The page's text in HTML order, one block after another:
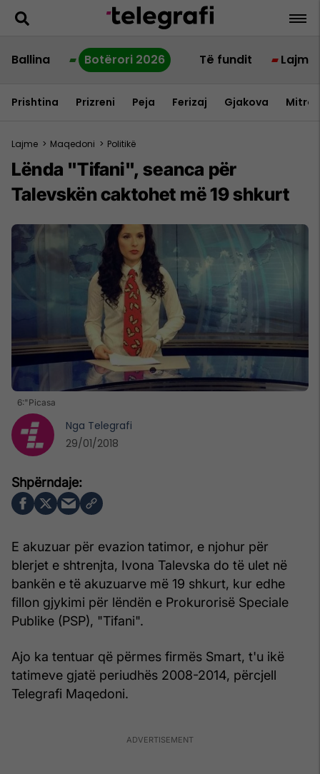
Ballina Botërori 2026 Të fundit Lajme
Prishtina Prizreni Peja Ferizaj Gjakova
Lajme > Maqedoni > Politikë
Lënda "Tifani", seanca për
Talevskën caktohet më 19 shkurt
6:"Picasa
E akuzuar për evazion tatimor, e njohur për
blerjet e shtrenjta, Ivona Talevska do të ulet në
bankën e të akuzuarve më 19 shkurt, kur edhe
fillon gjykimi për lëndën e Prokurorisë Speciale
Publike (PSP), "Tifani".
Ajo ka tentuar që përmes firmës Smart, t'u ikë
tatimeve gjatë periudhës 2008-2014, përcjell
Telegrafi Maqedoni.
Nga Telegrafi
29/01/2018